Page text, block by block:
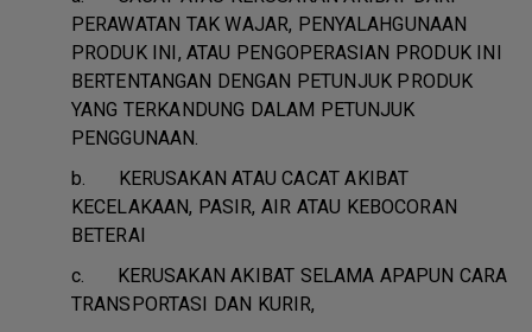
PERAWATAN TAK WAJAR, PENYALAHGUNAAN
PRODUK INI, ATAU PENGOPERASIAN PRODUK INI
BERTENTANGAN DENGAN PETUNJUK PRODUK
YANG TERKANDUNG DALAM PETUNJUK
PENGGUNAAN.
b. KERUSAKAN ATAU CACAT AKIBAT
KECELAKAAN, PASIR, AIR ATAU KEBOCORAN
BETERAI
c. KERUSAKAN AKIBAT SELAMA APAPUN CARA
TRANSPORTASI DAN KURIR,